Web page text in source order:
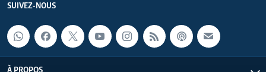
SUIVEZ-NOUS